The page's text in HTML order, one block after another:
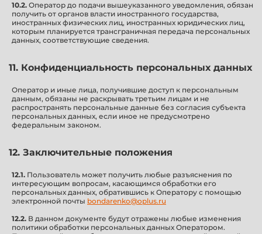
10.2. Оператор до подачи вышеуказанного уведомления, обязан
получить от органов власти иностранного государства,
иностранных физических лиц, иностранных юридических лиц,
которым планируется трансграничная передача персональных
данных, соответствующие сведения.
11. Конфиденциальность персональных данных
Оператор и иные лица, получившие доступ к персональным
данным, обязаны не раскрывать третьим лицам и не
распространять персональные данные без согласия субъекта
персональных данных, если иное не предусмотрено
федеральным законом.
12. Заключительные положения
12.1. Пользователь может получить любые разъяснения по
интересующим вопросам, касающимся обработки его
персональных данных, обратившись к Оператору с помощью
электронной почты bondarenko@oplus.ru
12.2. В данном документе будут отражены любые изменения
политики обработки персональных данных Оператором.